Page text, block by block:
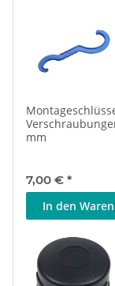
mm
7,00 € *
In den